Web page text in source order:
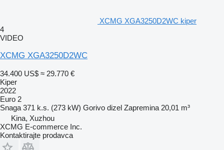
XCMG XGA3250D2WC kiper
4
VIDEO
XCMG XGA3250D2WC
34.400 US$ ≈ 29.770 €
Kiper
2022
Euro 2
Snaga 371 k.s. (273 kW) Gorivo dizel Zapremina 20,01 m³
Kina, Xuzhou
XCMG E-commerce Inc.
Kontaktirajte prodavca